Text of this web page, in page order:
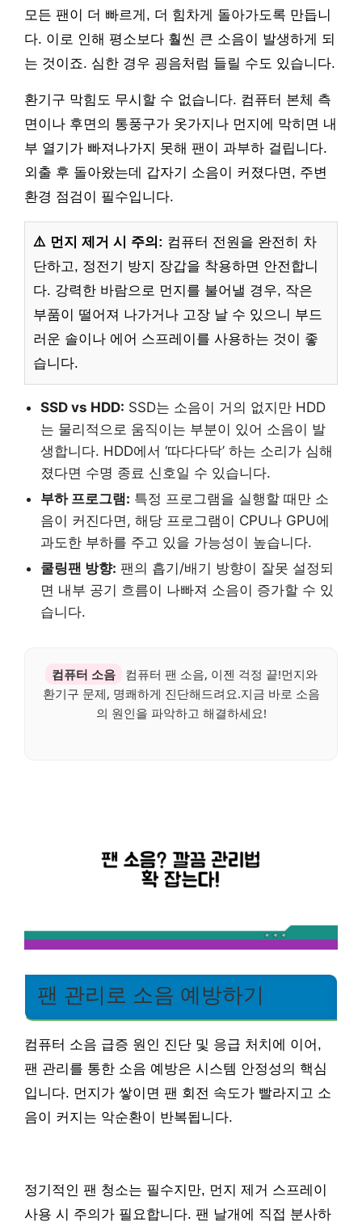
모든 팬이 더 빠르게, 더 힘차게 돌아가도록 만듭니
다. 이로 인해 평소보다 훨씬 큰 소음이 발생하게 되
는 것이죠. 심한 경우 굉음처럼 들릴 수도 있습니다.
환기구 막힘도 무시할 수 없습니다. 컴퓨터 본체 측
면이나 후면의 통풍구가 옷가지나 먼지에 막히면 내
부 열기가 빠져나가지 못해 팬이 과부하 걸립니다.
외출 후 돌아왔는데 갑자기 소음이 커졌다면, 주변
환경 점검이 필수입니다.
⚠️ 먼지 제거 시 주의: 컴퓨터 전원을 완전히 차
단하고, 정전기 방지 장갑을 착용하면 안전합니
다. 강력한 바람으로 먼지를 불어낼 경우, 작은
부품이 떨어져 나가거나 고장 날 수 있으니 부드
러운 솔이나 에어 스프레이를 사용하는 것이 좋
습니다.
SSD vs HDD: SSD는 소음이 거의 없지만 HDD
는 물리적으로 움직이는 부분이 있어 소음이 발
생합니다. HDD에서 ‘따다다닥’ 하는 소리가 심해
졌다면 수명 종료 신호일 수 있습니다.
부하 프로그램: 특정 프로그램을 실행할 때만 소
음이 커진다면, 해당 프로그램이 CPU나 GPU에
과도한 부하를 주고 있을 가능성이 높습니다.
쿨링팬 방향: 팬의 흡기/배기 방향이 잘못 설정되
면 내부 공기 흐름이 나빠져 소음이 증가할 수 있
습니다.
컴퓨터 소음
컴퓨터 팬 소음, 이젠 걱정 끝!먼지와
환기구 문제, 명쾌하게 진단해드려요.지금 바로 소음
의 원인을 파악하고 해결하세요!
팬 관리로 소음 예방하기
컴퓨터 소음 급증 원인 진단 및 응급 처치에 이어,
팬 관리를 통한 소음 예방은 시스템 안정성의 핵심
입니다. 먼지가 쌓이면 팬 회전 속도가 빨라지고 소
음이 커지는 악순환이 반복됩니다.
정기적인 팬 청소는 필수지만, 먼지 제거 스프레이
사용 시 주의가 필요합니다. 팬 날개에 직접 분사하